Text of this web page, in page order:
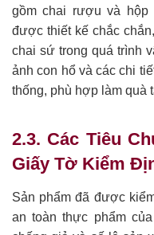
gồm chai rượu và hộp
được thiết kế chắc
chai sứ trong quá trình
ảnh con hổ và các chi
thống, phù hợp làm quà
2.3. Các Tiêu
Giấy Tờ Kiểm
Sản phẩm đã được
an toàn thực phẩm